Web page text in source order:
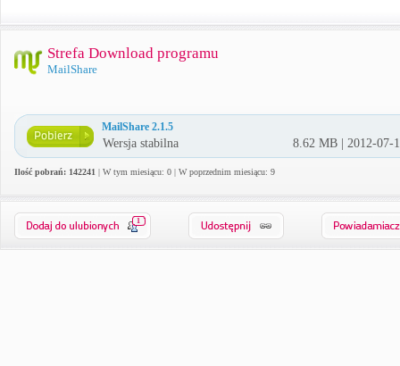
Strefa Download programu
MailShare
MailShare 2.1.5
Wersja stabilna 8.62 MB | 2012-07-
Ilość pobrań: 142241 | W tym miesiącu: 0 | W poprzednim miesiącu: 9
1